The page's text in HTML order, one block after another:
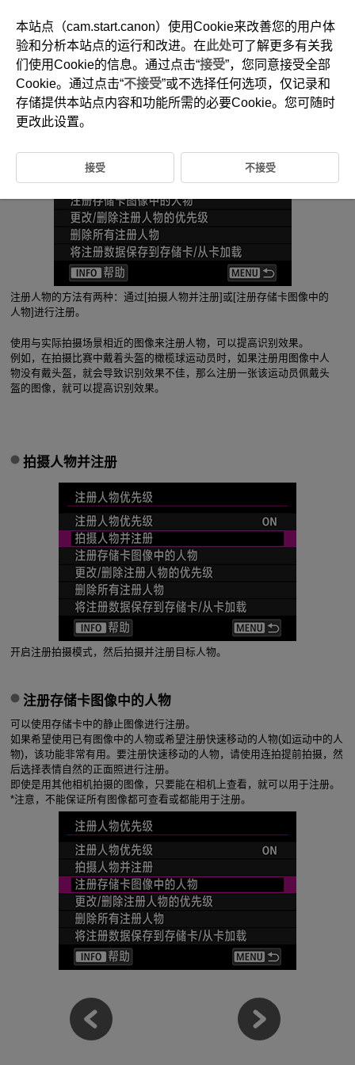
3-2 注册人物
使用[拍摄人物并注册]或[注册存储卡图像中的人物]进行注册
注册人物的方法有两种：通过[拍摄人物并注册]或[注册存储卡图像中的
人物]进行注册。
使用与实际拍摄场景相近的图像来注册人物，可以提高识别效果。
例如，在拍摄比赛中戴着头盔的橄榄球运动员时，如果注册用图像中人
物没有戴头盔，就会导致识别效果不佳，那么注册一张该运动员佩戴头
盔的图像，就可以提高识别效果。
拍摄人物并注册
开启注册拍摄模式，然后拍摄并注册目标人物。
注册存储卡图像中的人物
可以使用存储卡中的静止图像进行注册。
如果希望使用已有图像中的人物或希望注册快速移动的人物(如运动中的人
物)，该功能非常有用。要注册快速移动的人物，请使用连拍提前拍摄，然
后选择表情自然的正面照进行注册。
即使是用其他相机拍摄的图像，只要能在相机上查看，就可以用于注册。
*注意，不能保证所有图像都可查看或都能用于注册。
本站点（cam.start.canon）使用Cookie来改善您的用户体
验和分析本站点的运行和改进。在此处可了解更多有关我
们使用Cookie的信息。通过点击“接受”，您同意接受全部
Cookie。通过点击“不接受”或不选择任何选项，仅记录和
存储提供本站点内容和功能所需的必要Cookie。您可随时
更改此设置。
接受 不接受